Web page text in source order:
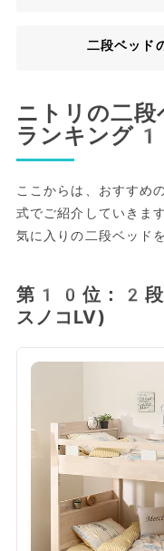
二段ベッド
ニトリの二
ランキング
ここからは、おすすめ
式でご紹介していきま
気に入りの二段ベッド
第10位：2段
スノコLV)